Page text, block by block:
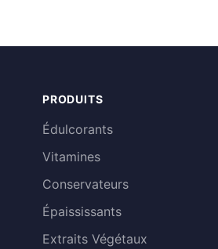
PRODUITS
Édulcorants
Vitamines
Conservateurs
Épaississants
Extraits Végétaux